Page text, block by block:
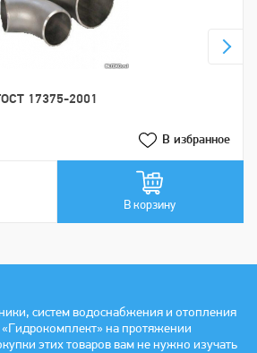
17375-2001
В избранное
В корзину
систем водоснабжения и отопления
на протяжении
этих товаров вам не нужно изучать